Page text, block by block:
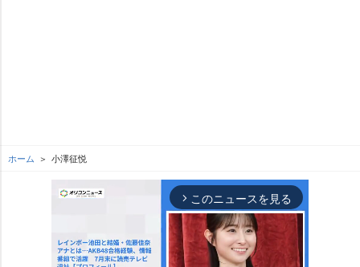
ホーム 小澤征悦
arrow_forward_ios このニュースを見る